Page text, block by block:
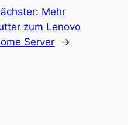
Mehr
zum Lenovo
Server
→